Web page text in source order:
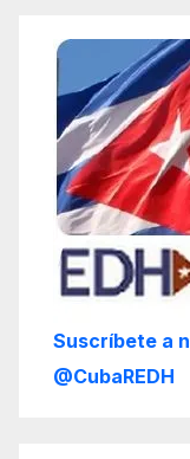
Suscríbete a
@CubaREDH